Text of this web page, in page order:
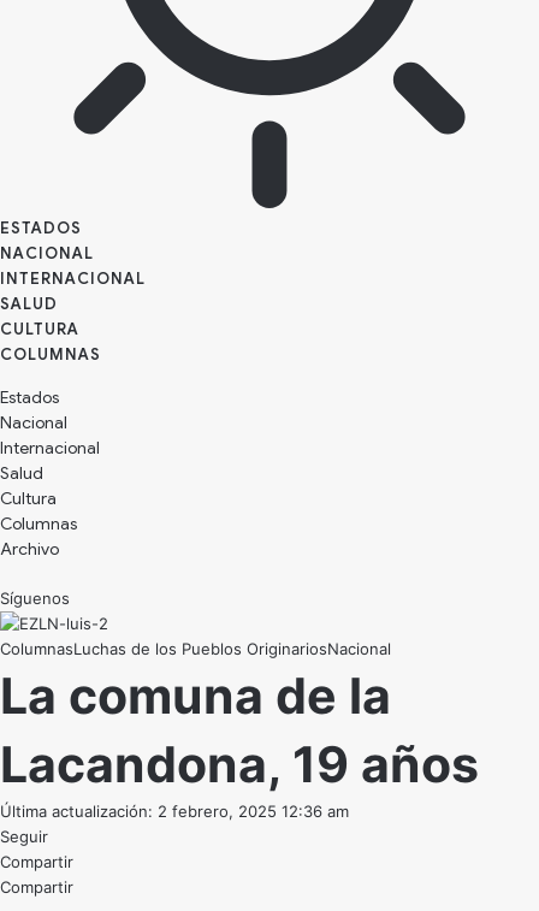
ESTADOS
NACIONAL
INTERNACIONAL
SALUD
CULTURA
Estados
Nacional
Internacional
Salud
Cultura
Archivo
Síguenos
Luchas de los Pueblos OriginariosNacional
La comuna de la
Lacandona, 19 años
Última actualización: 2 febrero, 2025 12:36 am
Seguir
Compartir
Compartir